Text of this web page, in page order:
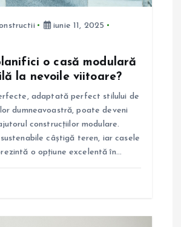
iunie 11, 2025
o casă modulară
la nevoile viitoare?
adaptată perfect stilului de
dumneavoastră, poate deveni
construcțiilor modulare.
câștigă teren, iar casele
o opțiune excelentă în…